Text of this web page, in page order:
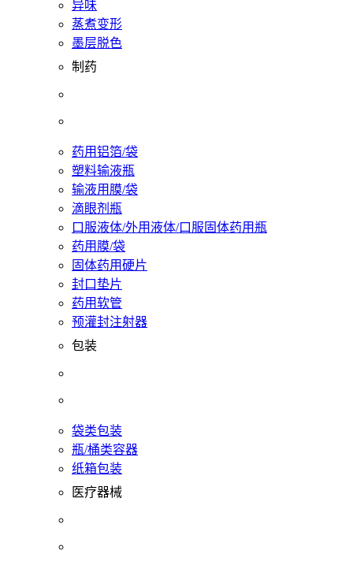
异味
蒸煮变形
墨层脱色
制药
药用铝箔/袋
塑料输液瓶
输液用膜/袋
滴眼剂瓶
口服液体/外用液体/口服固体药用瓶
药用膜/袋
固体药用硬片
封口垫片
药用软管
预灌封注射器
包装
袋类包装
瓶/桶类容器
纸箱包装
医疗器械